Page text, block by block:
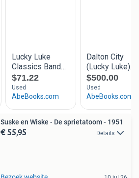
Suske en Wiske - De sprietatoom - 1951
€ 55,95 Details